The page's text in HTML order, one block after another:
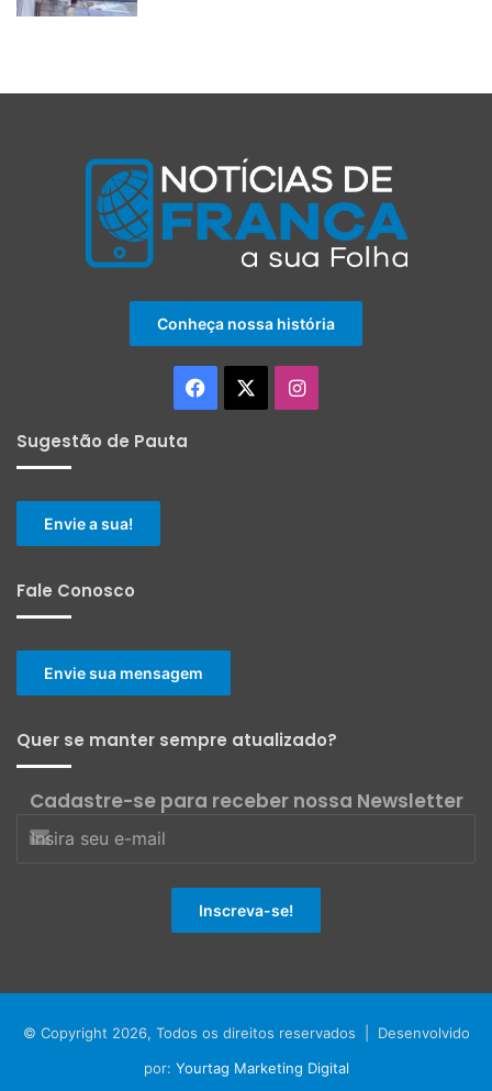
Conheça nossa história
Facebook Instagram
Sugestão de Pauta
Envie a sua!
Fale Conosco
Envie sua mensagem
Quer se manter sempre atualizado?
Cadastre-se para receber nossa Newsletter
© Copyright 2026, Todos os direitos reservados | Desenvolvido
por: Yourtag Marketing Digital